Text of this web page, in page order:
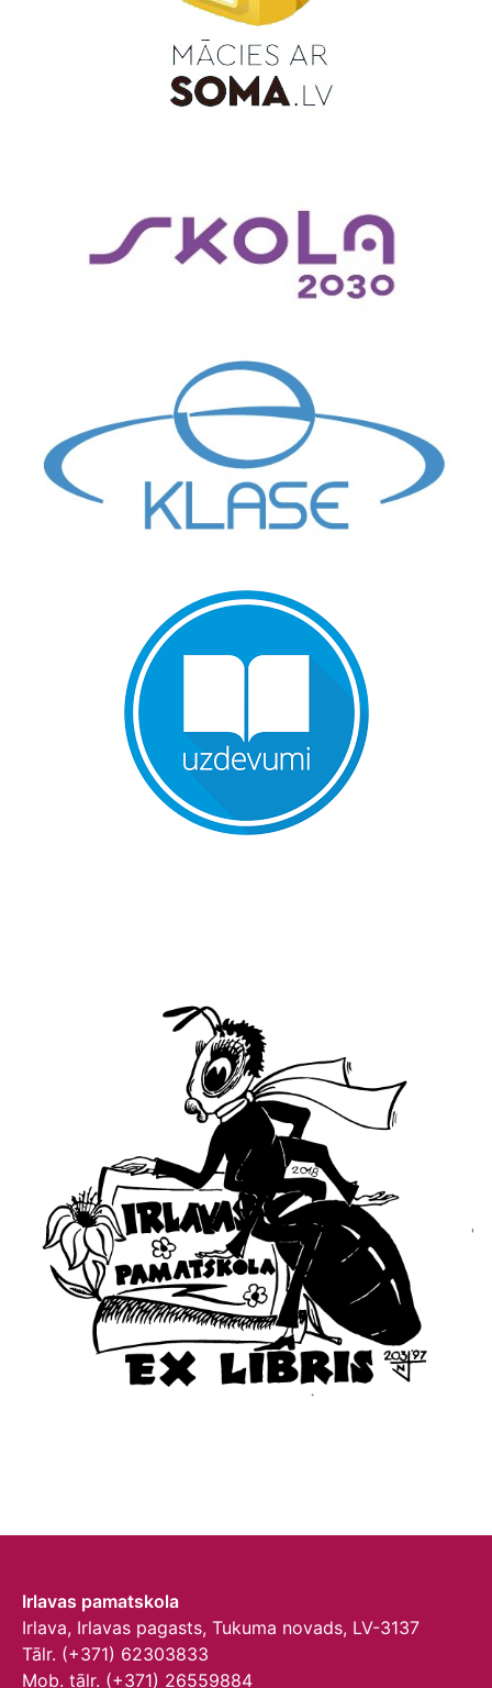
Irlavas pamatskola
Irlava, Irlavas pagasts, Tukuma novads, LV-3137
Tālr. (+371) 62303833
Mob. tālr. (+371) 26559884